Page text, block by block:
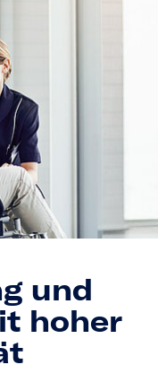
und
hoher